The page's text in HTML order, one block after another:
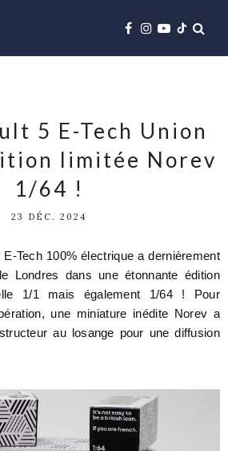
5 E-Tech Union
limitée Norev
1/64 !
23 DÉC. 2024
Tech 100% électrique a dernièrement
Londres dans une étonnante édition
1/1 mais également 1/64 ! Pour
une miniature inédite Norev a
au losange pour une diffusion